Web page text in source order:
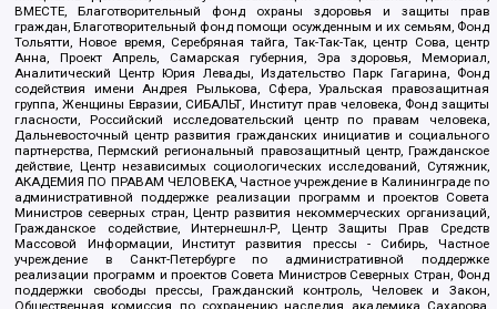
ВМЕСТЕ, Благотворительный фонд охраны здоровья и защиты прав
граждан, Благотворительный фонд помощи осужденным и их семьям, Фонд
Тольятти, Новое время, Серебряная тайга, Так-Так-Так, центр Сова, центр
Анна, Проект Апрель, Самарская губерния, Эра здоровья, Мемориал,
Аналитический Центр Юрия Левады, Издательство Парк Гагарина, Фонд
содействия имени Андрея Рылькова, Сфера, Уральская правозащитная
группа, Женщины Евразии, СИБАЛЬТ, Институт прав человека, Фонд защиты
гласности, Российский исследовательский центр по правам человека,
Дальневосточный центр развития гражданских инициатив и социального
партнерства, Пермский региональный правозащитный центр, Гражданское
действие, Центр независимых социологических исследований, Сутяжник,
АКАДЕМИЯ ПО ПРАВАМ ЧЕЛОВЕКА, Частное учреждение в Калининграде по
административной поддержке реализации программ и проектов Совета
Министров северных стран, Центр развития некоммерческих организаций,
Гражданское содействие, Интернешнл-Р, Центр Защиты Прав Средств
Массовой Информации, Институт развития прессы - Сибирь, Частное
учреждение в Санкт-Петербурге по административной поддержке
реализации программ и проектов Совета Министров Северных Стран, Фонд
поддержки свободы прессы, Гражданский контроль, Человек и Закон,
Общественная комиссия по сохранению наследия академика Сахарова,